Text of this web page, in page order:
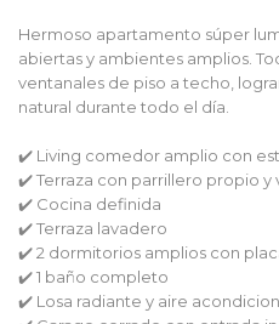
Hermoso apartamento súper
abiertas y ambientes amplios.
ventanales de piso a techo,
natural durante todo el día.
✔️ Living comedor amplio con
✔️ Terraza con parrillero propio y
✔️ Cocina definida
✔️ Terraza lavadero
✔️ 2 dormitorios amplios con
✔️ 1 baño completo
✔️ Losa radiante y aire